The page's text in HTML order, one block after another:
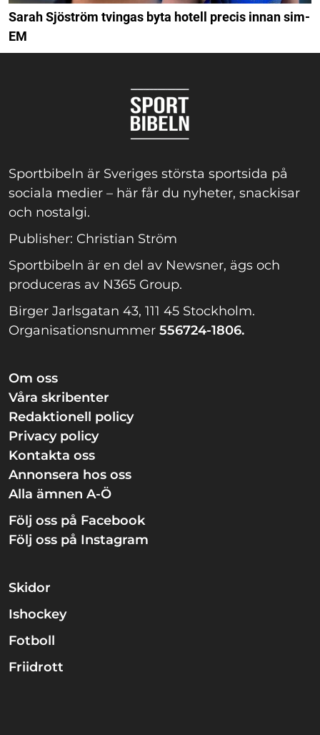
Sarah Sjöström tvingas byta hotell precis innan sim-
EM
Sportbibeln är Sveriges största sportsida på
sociala medier – här får du nyheter, snackisar
och nostalgi.
Publisher: Christian Ström
Sportbibeln är en del av Newsner, ägs och
produceras av N365 Group.
Birger Jarlsgatan 43, 111 45 Stockholm.
Organisationsnummer 556724-1806.
Om oss
Våra skribenter
Redaktionell policy
Privacy policy
Kontakta oss
Annonsera hos oss
Alla ämnen A-Ö
Följ oss på Facebook
Följ oss på Instagram
Skidor
Ishockey
Fotboll
Friidrott